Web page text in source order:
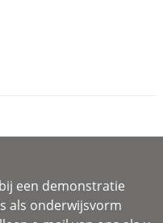
een demonstratie
als onderwijsvorm